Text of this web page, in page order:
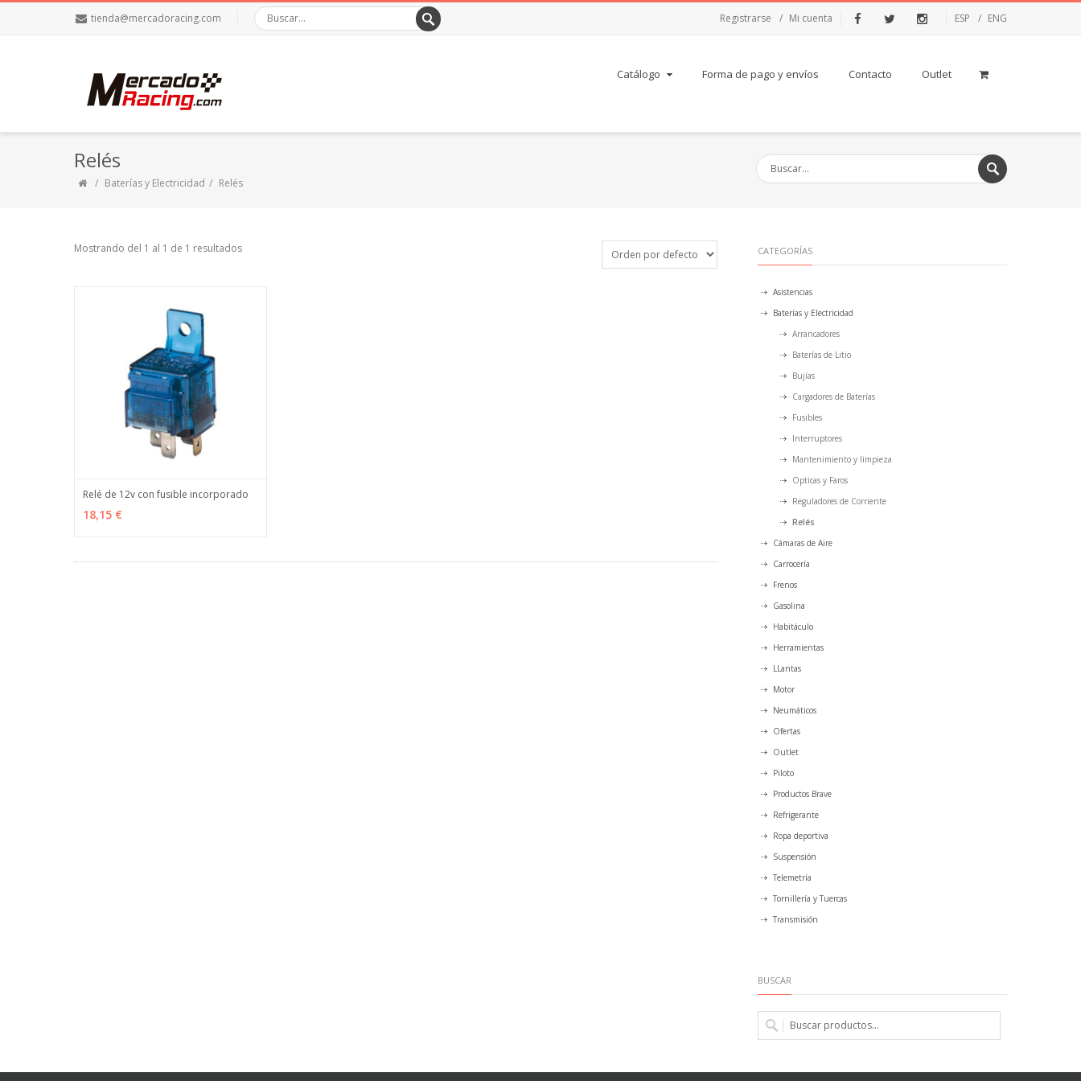
tienda@mercadoracing.com ESP ENG
Registrarse Mi cuenta
Catálogo Forma de pago y envíos Contacto Outlet
Relés
Baterías y Electricidad Relés
Mostrando del 1 al 1 de 1 resultados
AÑADIR
Relé de 12v con fusible incorporado
18,15 €
CATEGORÍAS
Asistencias
Baterías y Electricidad
Arrancadores
Baterías de Litio
Bujías
Cargadores de Baterías
Fusibles
Interruptores
Mantenimiento y limpieza
Opticas y Faros
Reguladores de Corriente
Relés
Cámaras de Aire
Carrocería
Frenos
Gasolina
Habitáculo
Herramientas
LLantas
Motor
Neumáticos
Ofertas
Outlet
Piloto
Productos Brave
Refrigerante
Ropa deportiva
Suspensión
Telemetría
Tornillería y Tuercas
Transmisión
BUSCAR